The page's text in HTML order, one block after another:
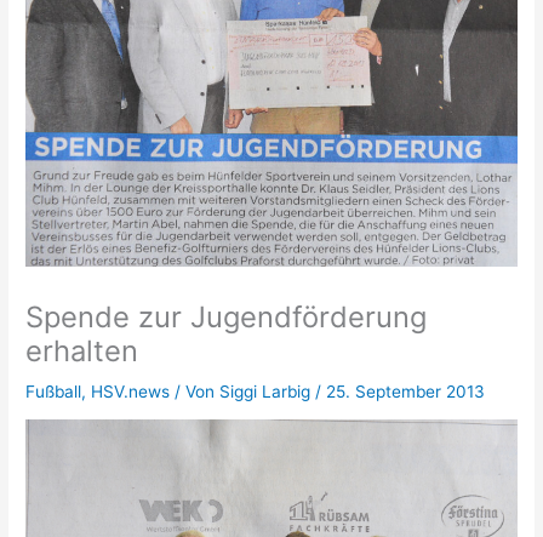
Spende zur Jugendförderung
erhalten
Fußball, HSV.news / Von Siggi Larbig / 25. September 2013